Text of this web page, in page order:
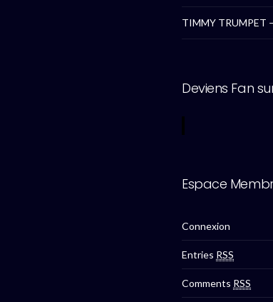
TIMMY TRUMPET
Deviens Fan
Espace
Connexion
Entries RSS
Comments RSS